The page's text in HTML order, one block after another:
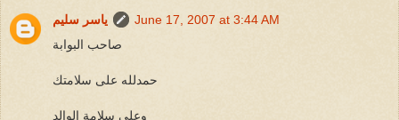
ياسر سليم
June 17, 2007 at 3:44 AM
صاحب البوابة
حمدلله على سلامتك
وعلى سلامة الوالد